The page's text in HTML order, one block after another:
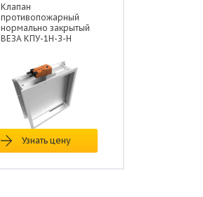
Клапан
противопожарный
нормально закрытый
ВЕЗА КПУ-1Н-З-Н
Узнать цену